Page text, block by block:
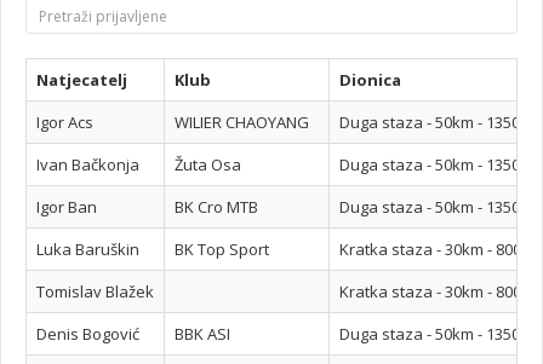
Natjecatelj Klub
Dionica
Igor Acs
WILIER CHAOYANG
Duga staza - 50km -
Ivan Bačkonja
Žuta Osa
Duga staza - 50km -
Igor Ban
BK Cro MTB
Duga staza - 50km -
Luka Baruškin
BK Top Sport
Kratka staza - 30km -
Tomislav Blažek
Kratka staza - 30km -
Denis Bogović
BBK ASI
Duga staza - 50km -